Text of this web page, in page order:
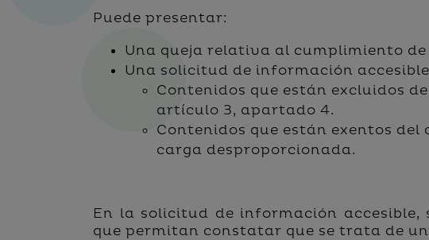
Puede presentar:
Una queja relativa al cumplimiento de
Una solicitud de información
Contenidos que están excluidos
artículo 3, apartado 4.
Contenidos que están exentos
carga desproporcionada.
En la solicitud de información
que permitan constatar que se trata de